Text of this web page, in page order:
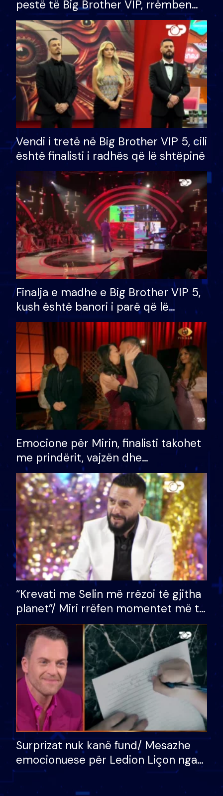
pestë të Big Brother VIP, rrëmben
çmimin e madh prej 100 mijë eurosh
Vendi i tretë në Big Brother VIP 5, cili
është finalisti i radhës që lë shtëpinë
Finalja e madhe e Big Brother VIP 5,
kush është banori i parë që lë
shtëpinë dhe humb mundësinë për
të fituar çmimin e madh
Emocione për Mirin, finalisti takohet
me prindërit, vajzën dhe
bashkëshorten: S’kemi ndonjë letër
divorci apo jo?
“Krevati me Selin më rrëzoi të gjitha
planet”/ Miri rrëfen momentet më të
bukura në shtëpinë e BB VIP: Do më
mungojë zilja e mëngjesit kur…
Surprizat nuk kanë fund/ Mesazhe
emocionuese për Ledion Liçon nga
nëna dhe fëmijët e tij, moderatori
nuk i mban dot lotët: Nuk meritoj…